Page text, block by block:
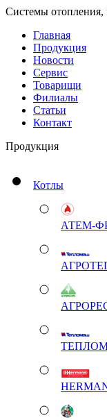
Системы отопления,
Главная
Продукция
Новости
Сервис
Товарищи
Филиалы
Статьи
Контакт
Продукция
Котлы
АТЕМ-